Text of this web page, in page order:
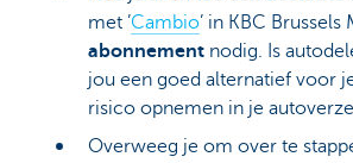
met ’Cambio’ in KBC
abonnement nodig. Is
jou een goed alternatief voor
risico opnemen in je
Overweeg je om over te